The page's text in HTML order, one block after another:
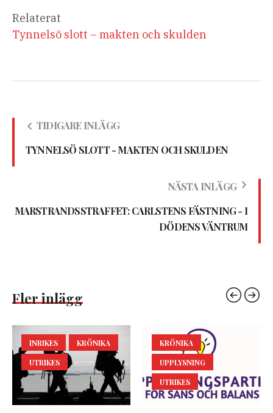
Relaterat
Tynnelsö slott – makten och skulden
TIDIGARE INLÄGG
TYNNELSÖ SLOTT - MAKTEN OCH SKULDEN
NÄSTA INLÄGG
MARSTRANDSSTRAFFET: CARLSTENS FÄSTNING - I
DÖDENS VÄNTRUM
Fler inlägg
INRIKES
KRÖNIKA
UTRIKES
KRÖNIKA
UPPLYSNING
UTRIKES